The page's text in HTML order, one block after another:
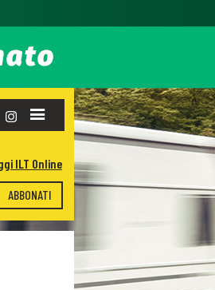
ABBONATI
ILT Online